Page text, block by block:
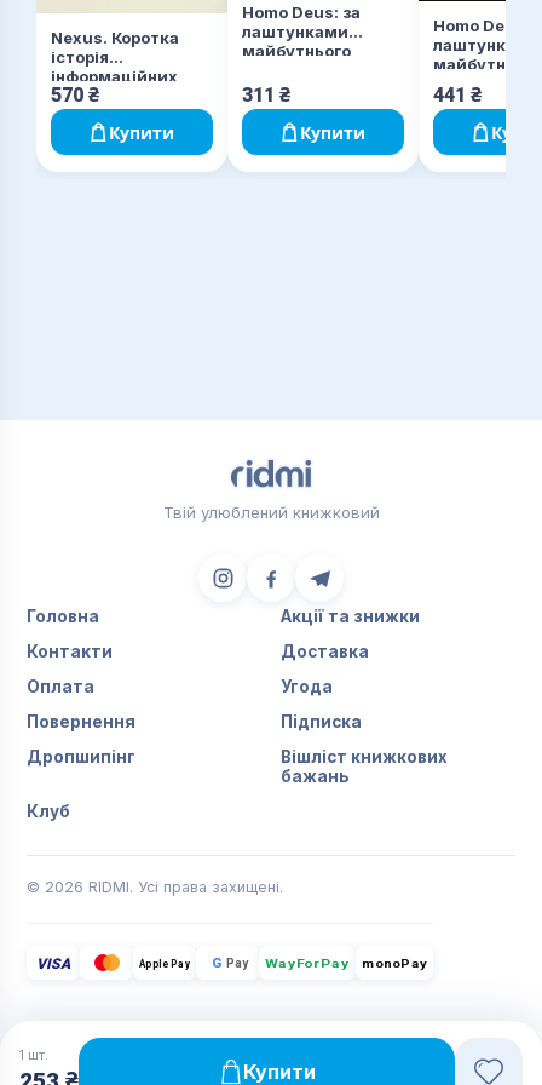
Nexus. Коротка
історія
інформаційних
мереж від
кам’яного віку до
570 ₴
Купити
Homo Deus: за
лаштунками
майбутнього
311 ₴
Купити
Homo Deus:
лаштунками
майбутнього
441 ₴
1 шт.
Купити
Твій улюблений книжковий
Головна
Акції та знижки
Контакти
Доставка
Оплата
Угода
Повернення
Підписка
Дропшипінг
Вішліст книжкових
бажань
Клуб
© 2026 RIDMI. Усі права захищені.
VISA Apple Pay G Pay WayForPay monoPay